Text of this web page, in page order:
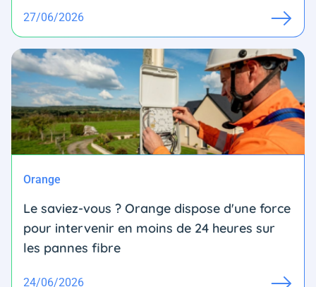
27/06/2026
Orange
Le saviez-vous ? Orange dispose d'une force
pour intervenir en moins de 24 heures sur
les pannes fibre
24/06/2026